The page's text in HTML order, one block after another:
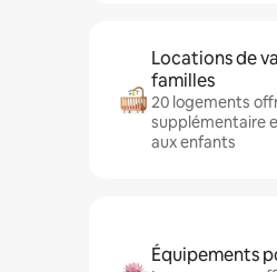
Locations de
familles
20 logements
supplémentaire
aux enfants
Équipements